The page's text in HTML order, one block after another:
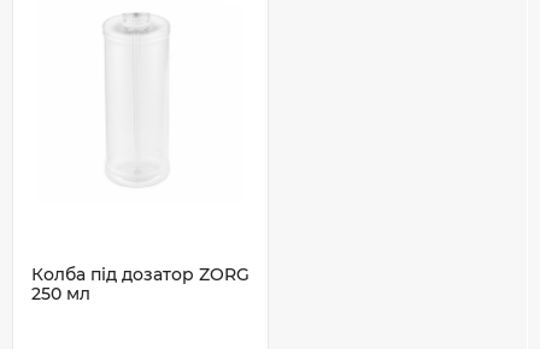
Колба під дозатор ZORG
250 мл